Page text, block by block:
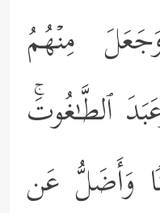
مِنۡهُمُ
ٱلطَّـٰغُوتَۚ
وَأَضَلُّ عَن